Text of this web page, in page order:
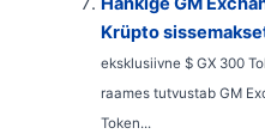
Krüpto
eksklusiivne $ GX 300
raames tutvustab GM
Token...